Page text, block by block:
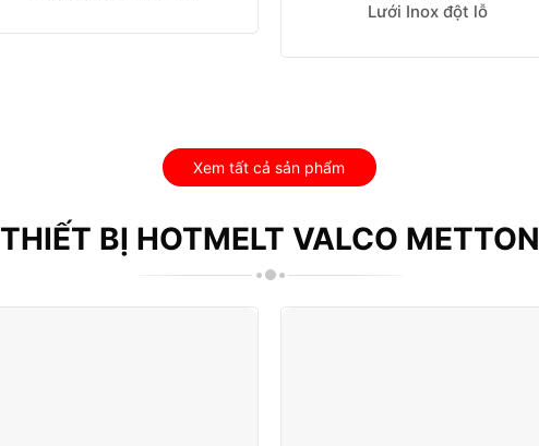
Lưới Inox đột lỗ
Xem tất cả sản phẩm
THIẾT BỊ HOTMELT VALCO METTON